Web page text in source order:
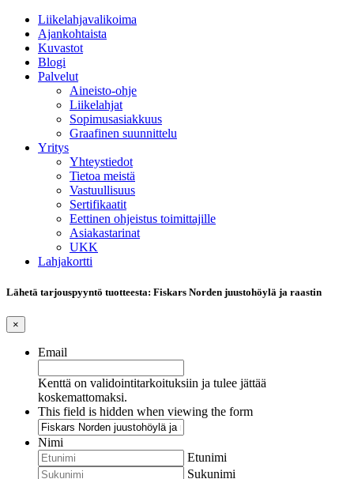
Liikelahjavalikoima
Ajankohtaista
Kuvastot
Blogi
Palvelut
Aineisto-ohje
Liikelahjat
Sopimusasiakkuus
Graafinen suunnittelu
Yritys
Yhteystiedot
Tietoa meistä
Vastuullisuus
Sertifikaatit
Eettinen ohjeistus toimittajille
Asiakastarinat
UKK
Lahjakortti
Lähetä tarjouspyyntö tuotteesta: Fiskars Norden juustohöylä ja raastin
×
Email
Kenttä on validointitarkoituksiin ja tulee jättää
koskemattomaksi.
This field is hidden when viewing the form
Nimi
Etunimi
Sukunimi